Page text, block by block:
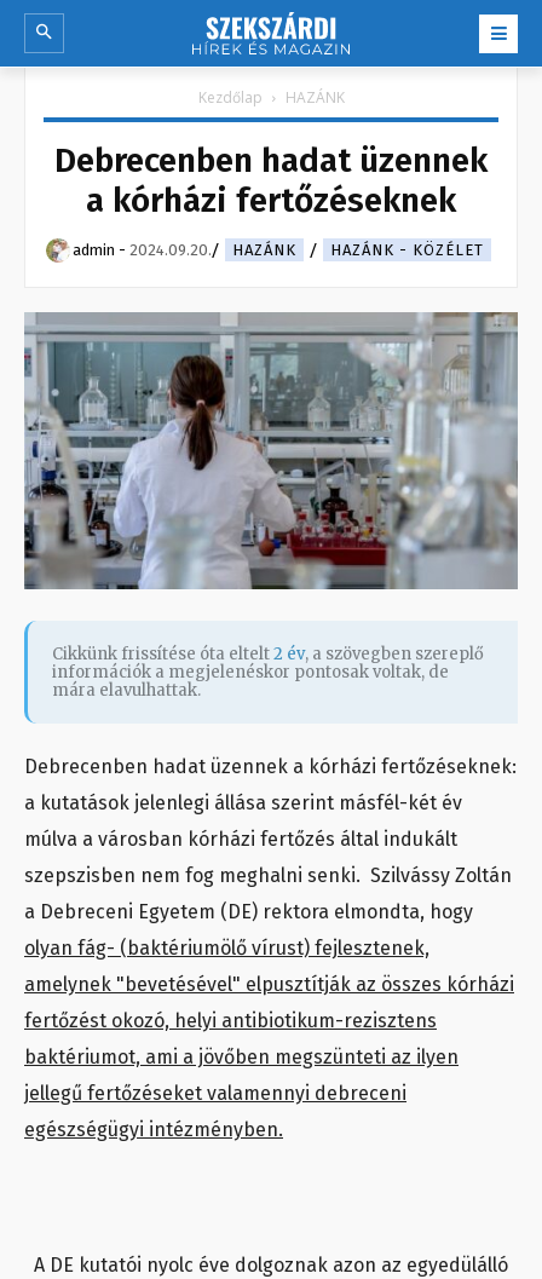
Kezdőlap HAZÁNK
Debrecenben hadat üzennek
a kórházi fertőzéseknek
admin - 2024.09.20. HAZÁNK HAZÁNK - KÖZÉLET
Cikkünk frissítése óta eltelt2 év, a szövegben szereplő
információk a megjelenéskor pontosak voltak, de
mára elavulhattak.
Debrecenben hadat üzennek a kórházi fertőzéseknek:
a kutatások jelenlegi állása szerint másfél-két év
múlva a városban kórházi fertőzés által indukált
szepszisben nem fog meghalni senki. Szilvássy Zoltán
a Debreceni Egyetem (DE) rektora elmondta, hogy
olyan fág- (baktériumölő vírust) fejlesztenek,
amelynek "bevetésével" elpusztítják az összes kórházi
fertőzést okozó, helyi antibiotikum-rezisztens
baktériumot, ami a jövőben megszünteti az ilyen
jellegű fertőzéseket valamennyi debreceni
egészségügyi intézményben.
A DE kutatói nyolc éve dolgoznak azon az egyedülálló